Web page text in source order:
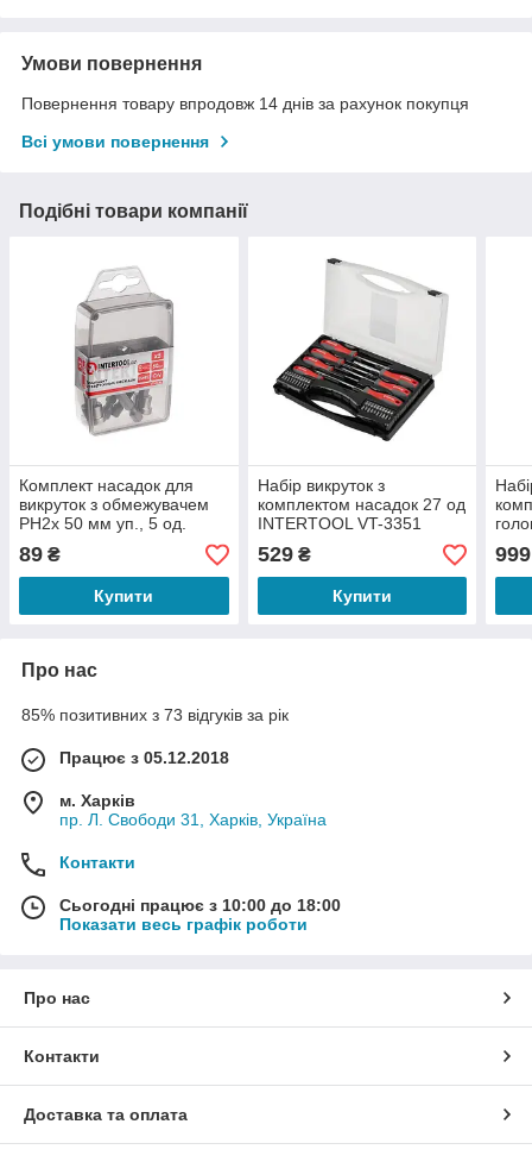
Умови повернення
Повернення товару впродовж 14 днів за рахунок покупця
Всі умови повернення
Подібні товари компанії
Комплект насадок для
викруток з обмежувачем
PH2x 50 мм уп., 5 од.
INTERTOOL VT-0036
89 ₴
Купити
Набір викруток з
комплектом насадок 27 од
INTERTOOL VT-3351
529₴
Купити
999
Про нас
85% позитивних з 73 відгуків за рік
Працює з 05.12.2018
м. Харків
пр. Л. Свободи 31, Харків, Україна
Контакти
Сьогодні працює з 10:00 до 18:00
Показати весь графік роботи
Про нас
Контакти
Доставка та оплата